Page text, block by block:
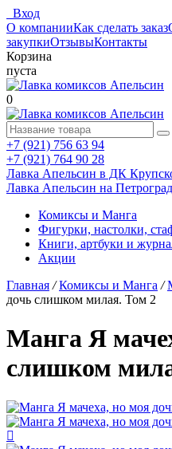
Вход
О компанииКак сделать заказ
закупкиОтзывыКонтакты
Корзина
пуста
0
+7 (921) 756 63 94
+7 (921) 764 90 28
Лавка Апельсин в ДК
Лавка Апельсин на
Комиксы и Манга
Фигурки, настолки,
Книги, артбуки и
Акции
Главная / Комиксы и Манга /
дочь слишком милая. Том 2
Манга Я
слишком